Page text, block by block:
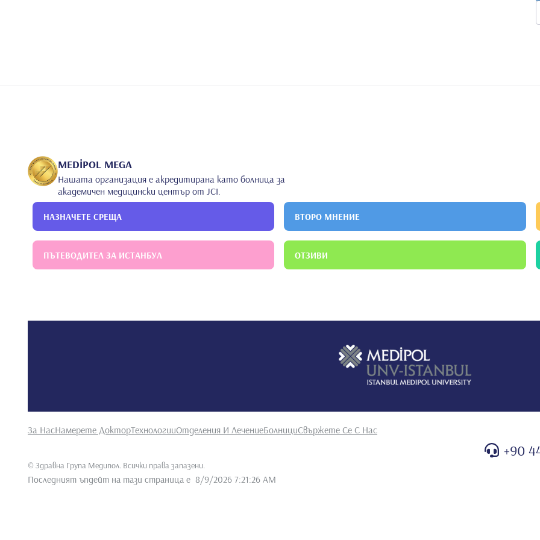
MEDİPOL MEGA
Нашата организация е акредитирана като болница за
академичен медицински център от JCI.
НАЗНАЧЕТЕ СРЕЩА ВТОРО МНЕНИЕ
ПЪТЕВОДИТЕЛ ЗА ИСТАНБУЛ ОТЗИВИ
За НасНамерете ДокторТехнологииОтделения И ЛечениеБолнициСвържете Се С Нас
© Здравна Група Медипол. Всички права запазени.
Последният ъпдейт на тази страница е 8/9/2026 7:21:26 AM
+90